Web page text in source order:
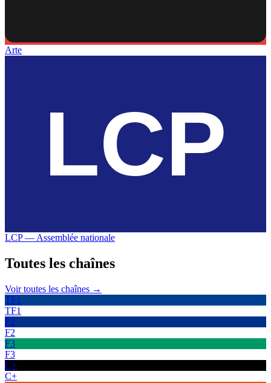
Arte
LCP — Assemblée nationale
Toutes les chaînes
Voir toutes les chaînes →
TF1
TF1
F2
F2
F3
F3
C+
C+